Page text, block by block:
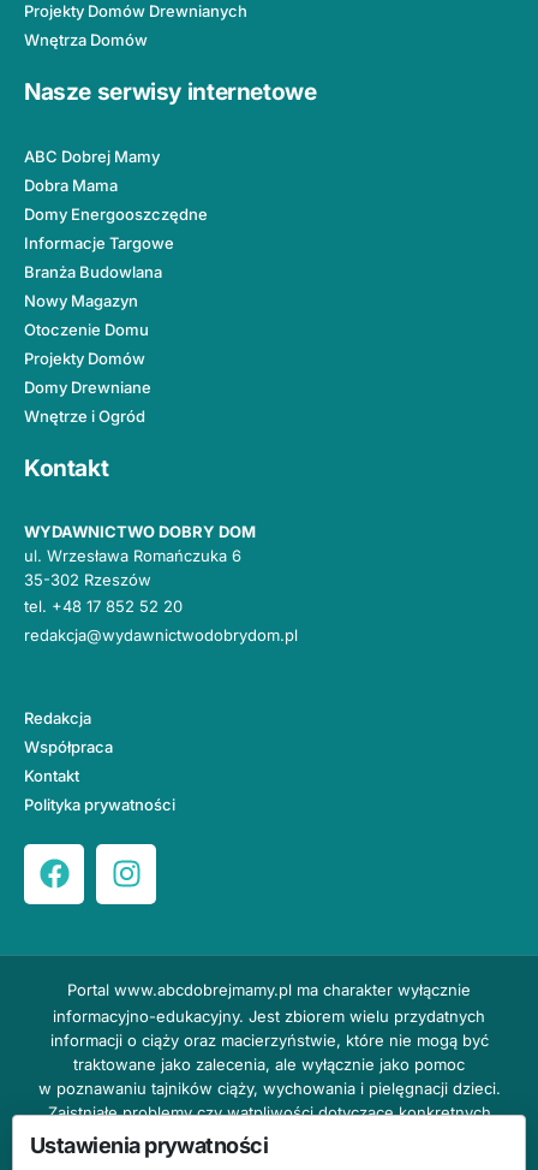
Projekty Domów Drewnianych
Wnętrza Domów
Nasze serwisy internetowe
ABC Dobrej Mamy
Dobra Mama
Domy Energooszczędne
Informacje Targowe
Branża Budowlana
Nowy Magazyn
Otoczenie Domu
Projekty Domów
Domy Drewniane
Wnętrze i Ogród
Kontakt
WYDAWNICTWO DOBRY DOM
ul. Wrzesława Romańczuka 6
35-302 Rzeszów
tel. +48 17 852 52 20
redakcja@wydawnictwodobrydom.pl
Redakcja
Współpraca
Kontakt
Polityka prywatności
Portal www.abcdobrejmamy.pl ma charakter wyłącznie
informacyjno-edukacyjny. Jest zbiorem wielu przydatnych
informacji o ciąży oraz macierzyństwie, które nie mogą być
traktowane jako zalecenia, ale wyłącznie jako pomoc
w poznawaniu tajników ciąży, wychowania i pielęgnacji dzieci.
Zaistniałe problemy czy wątpliwości dotyczące konkretnych
przypadków należy bezzwłocznie konsultować z prowadzącym
lekarzem ginekologiem lub innym stosownym specjalistą w danej
Ustawienia prywatności